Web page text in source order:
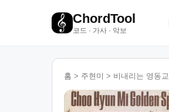
ChordTool
코드 · 가사 · 악보
홈 > 주현미 > 비내리는 영동교